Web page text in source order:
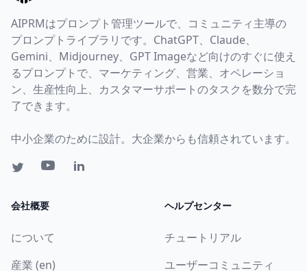
AIPRMはプロンプト管理ツールで、コミュニティ主導の
プロンプトライブラリです。ChatGPT、Claude、
Gemini、Midjourney、GPT Imageなど向けのすぐに使え
るプロンプトで、マーケティング、営業、オペレーショ
ン、生産性向上、カスタマーサポートのタスクを数分で完
了できます。
中小企業のために設計。大企業からも信頼されています。
会社概要
について
産業 (en)
ヘルプセンター
チュートリアル
ユーザーコミュニティ